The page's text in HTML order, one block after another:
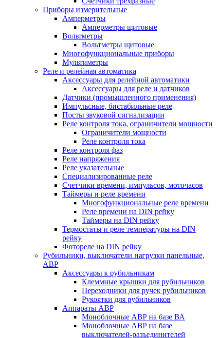
Приборы измерительные
Амперметры
Амперметры щитовые
Вольтметры
Вольтметры щитовые
Многофункциональные приборы
Мультиметры
Реле и релейная автоматика
Аксессуары для релейной автоматики
Аксессуары для реле и датчиков
Датчики (промышленного применения)
Импульсные, бистабильные реле
Посты звуковой сигнализации
Реле контроля тока, ограничители мощности
Ограничители мощности
Реле контроля тока
Реле контроля фаз
Реле напряжения
Реле указательные
Специализированные реле
Счетчики времени, импульсов, моточасов
Таймеры и реле времени
Многофункциональные реле времени
Реле времени на DIN рейку
Таймеры на DIN рейку
Термостаты и реле температуры на DIN
рейку
Фотореле на DIN рейку
Рубильники, выключатели нагрузки панельные,
АВР
Аксессуары к рубильникам
Клеммные крышки для рубильников
Переходники для ручек рубильников
Рукоятки для рубильников
Аппараты АВР
Моноблочные АВР на базе ВА
Моноблочные АВР на базе
выключателей-разъединителей